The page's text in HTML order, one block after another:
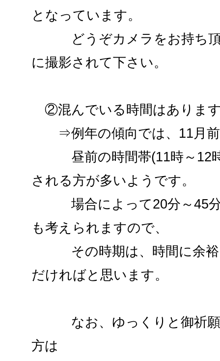
となっています。
どうぞカメラをお持ち頂
に撮影されて下さい。
②混んでいる時間はありま
⇒例年の傾向では、11月前
昼前の時間帯(11時～12時
される方が多いようです。
場合によって20分～45分
も考えられますので、
その時期は、時間に余裕
だければと思います。
なお、ゆっくりと御祈願
方は